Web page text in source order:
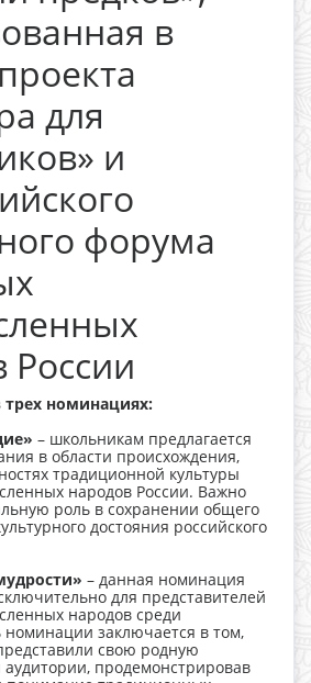
в
для
и
форума
России
номинациях:
– школьникам предлагается
в области происхождения,
традиционной культуры
народов России. Важно
роль в сохранении общего
достояния российского
– данная номинация
для представителей
народов среди
заключается в том,
свою родную
аудитории, продемонстрировав